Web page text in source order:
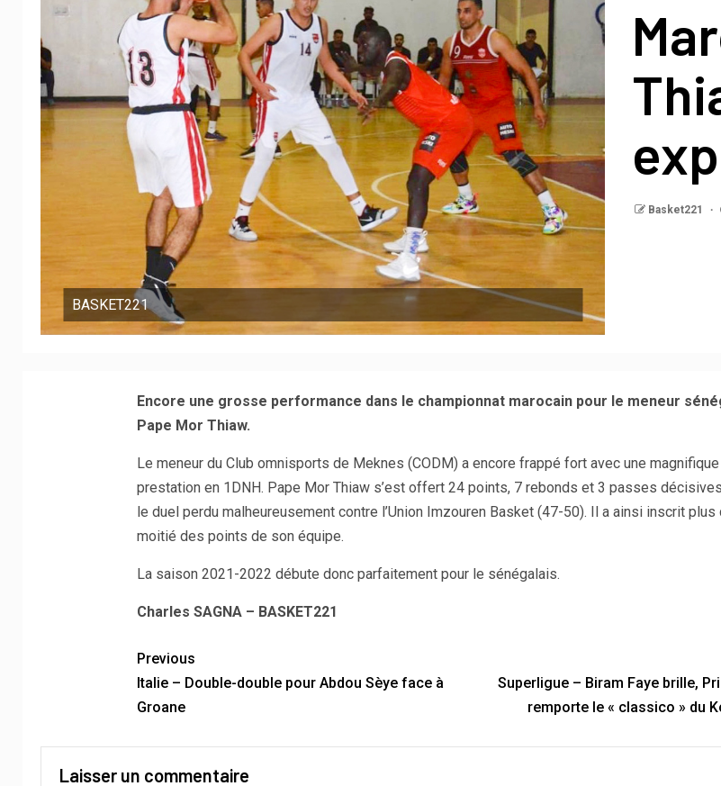
BASKET221
Basket221
Encore une grosse performance dans le championnat marocain pour le meneur
Pape Mor Thiaw.
Le meneur du Club omnisports de Meknes (CODM) a encore frappé fort avec une magnifique
prestation en 1DNH. Pape Mor Thiaw s’est offert 24 points, 7 rebonds et 3 passes
le duel perdu malheureusement contre l’Union Imzouren Basket (47-50). Il a ainsi inscrit plus
moitié des points de son équipe.
La saison 2021-2022 débute donc parfaitement pour le sénégalais.
Charles SAGNA – BASKET221
Previous
Italie – Double-double pour Abdou Sèye face à
Groane
Superligue – Biram Faye brille,
remporte le « classico » du
Laisser un commentaire